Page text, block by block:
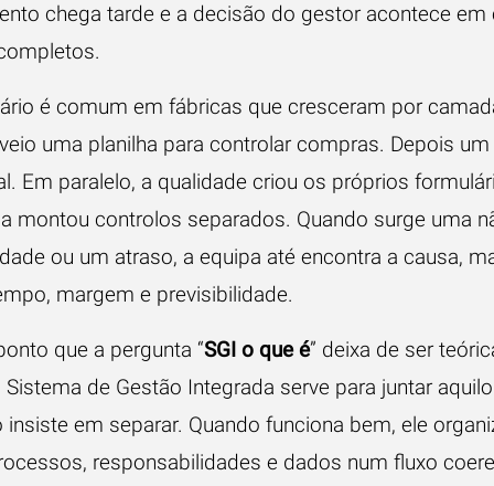
chega tarde e a decisão do gestor acontece em
é comum em fábricas que cresceram por
uma planilha para controlar compras. Depois
Em paralelo, a qualidade criou os próprios
montou controlos separados. Quando surge uma
ou um atraso, a equipa até encontra a causa,
margem e previsibilidade.
que a pergunta “SGI o que é” deixa de ser
de Gestão Integrada serve para juntar
insiste em separar. Quando funciona bem, ele
responsabilidades e dados num fluxo